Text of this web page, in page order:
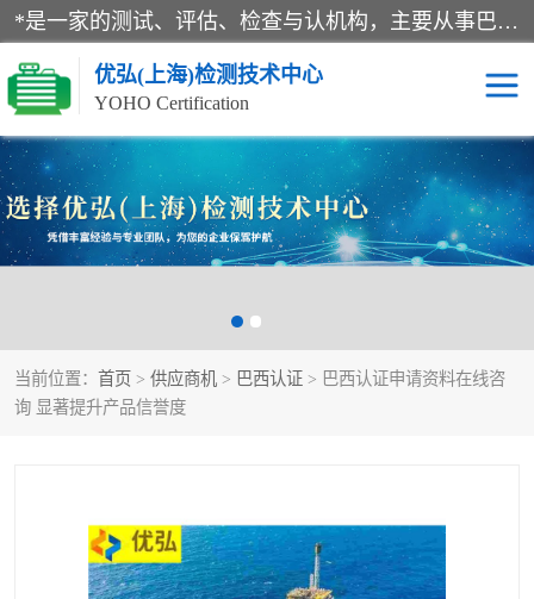
*是一家的测试、评估、检查与认机构，主要从事巴西NR10认证、NR12认证、NR13认证；ANATEL认证、INMTRO认证，欧盟CE认证：MD认证，PED认证，MID认证，ATEX认证，德国蓝色天使认证。
优弘(上海)检测技术中心
YOHO Certification
当前位置： 首页 > 供应商机 > 巴西认证 > 巴西认证申请资料在线咨
询 显著提升产品信誉度
RECYCLASS认证 NR10认证
NR12认证 NR13认证
巴西认证 RETIE认证